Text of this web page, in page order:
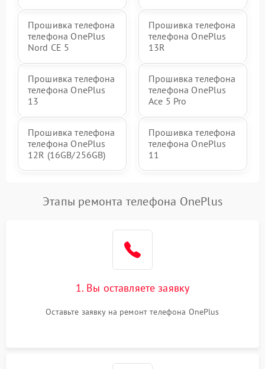
Прошивка телефона
телефона OnePlus
Nord CE 5
Прошивка телефона
телефона OnePlus
13R
Прошивка телефона
телефона OnePlus
13
Прошивка телефона
телефона OnePlus
Ace 5 Pro
Прошивка телефона
телефона OnePlus
12R (16GB/256GB)
Прошивка телефона
телефона OnePlus
11
Этапы ремонта телефона OnePlus
1. Вы оставляете заявку
Оставьте заявку на ремонт телефона OnePlus